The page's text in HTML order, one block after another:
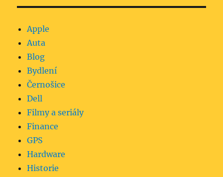
Apple
Auta
Blog
Bydlení
Černošice
Dell
Filmy a seriály
Finance
GPS
Hardware
Historie